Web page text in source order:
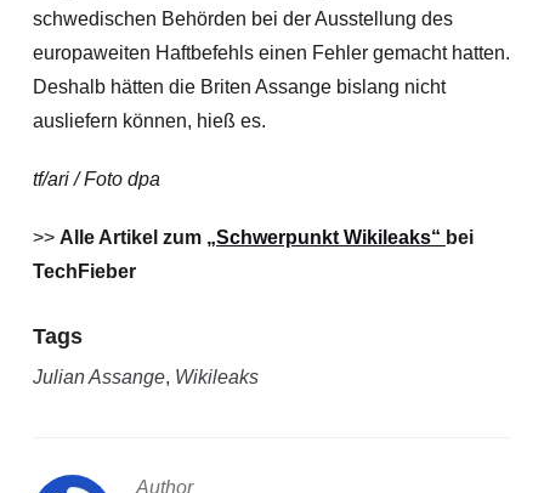
schwedischen Behörden bei der Ausstellung des
europaweiten Haftbefehls einen Fehler gemacht hatten.
Deshalb hätten die Briten Assange bislang nicht
ausliefern können, hieß es.
tf/ari / Foto dpa
>> Alle Artikel zum „Schwerpunkt Wikileaks“ bei
TechFieber
Tags
Julian Assange, Wikileaks
Author